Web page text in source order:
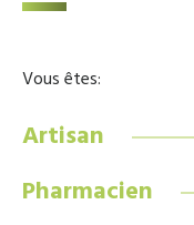
Vous êtes:
Artisan
Pharmacien